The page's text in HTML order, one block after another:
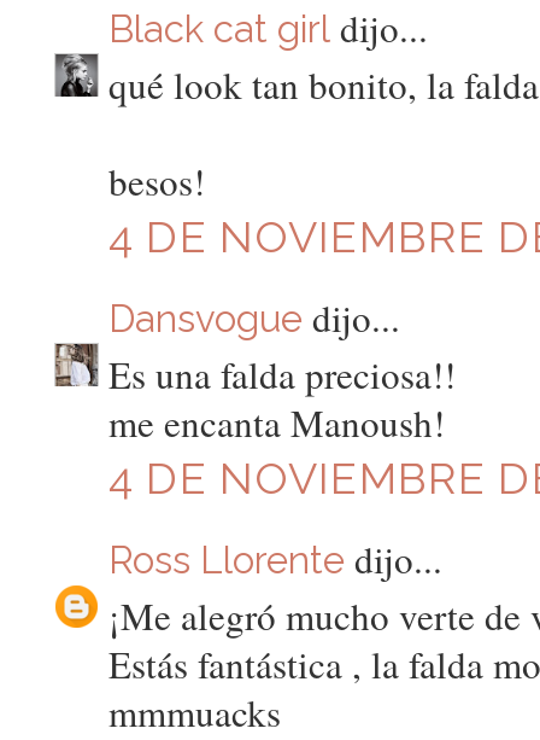
Black cat girldijo...
qué look tan bonito, la
besos!
4 DE NOVIEMBRE
Dansvogue dijo...
Es una falda preciosa!!
me encanta Manoush!
4 DE NOVIEMBRE
Ross Llorente dijo...
¡Me alegró mucho verte de
Estás fantástica , la falda
mmmuacks